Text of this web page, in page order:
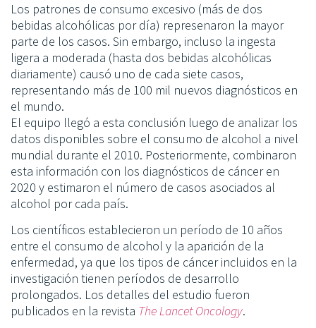
Los patrones de consumo excesivo (más de dos
bebidas alcohólicas por día) represenaron la mayor
parte de los casos. Sin embargo, incluso la ingesta
ligera a moderada (hasta dos bebidas alcohólicas
diariamente) causó uno de cada siete casos,
representando más de 100 mil nuevos diagnósticos en
el mundo.
El equipo llegó a esta conclusión luego de analizar los
datos disponibles sobre el consumo de alcohol a nivel
mundial durante el 2010. Posteriormente, combinaron
esta información con los diagnósticos de cáncer en
2020 y estimaron el número de casos asociados al
alcohol por cada país.
Los científicos establecieron un período de 10 años
entre el consumo de alcohol y la aparición de la
enfermedad, ya que los tipos de cáncer incluidos en la
investigación tienen períodos de desarrollo
prolongados. Los detalles del estudio fueron
publicados en la revista The Lancet Oncology.